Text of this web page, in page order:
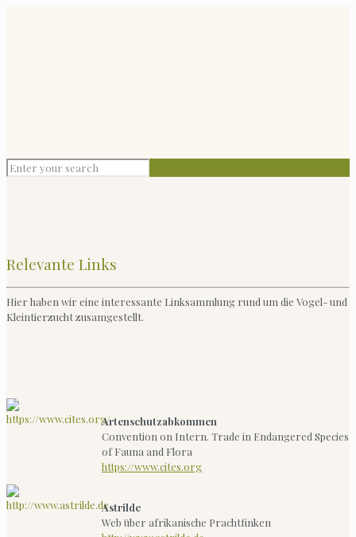
Relevante Links
Hier haben wir eine interessante Linksammlung rund um die Vogel- und
Kleintierzucht zusamgestellt.
Artenschutzabkommen
Convention on Intern. Trade in Endangered Species
of Fauna and Flora
https://www.cites.org
Astrilde
Web über afrikanische Prachtfinken